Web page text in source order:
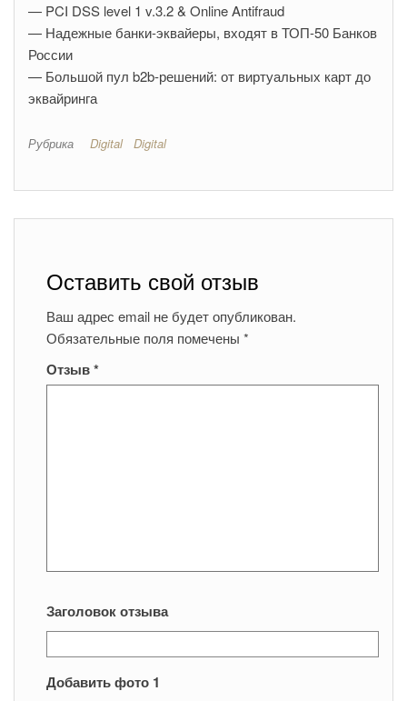
— PCI DSS level 1 v.3.2 & Online Antifraud
— Надежные банки-эквайеры, входят в ТОП-50 Банков
России
— Большой пул b2b-решений: от виртуальных карт до
эквайринга
Рубрика Digital Digital
Оставить свой отзыв
Ваш адрес email не будет опубликован.
Обязательные поля помечены *
Отзыв*
Заголовок отзыва
Добавить фото 1